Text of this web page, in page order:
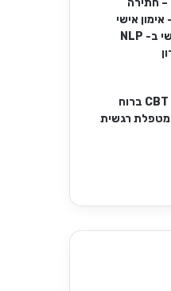
– חתירה
אישי
וטיפול רגשי ב- NLP
אתי רום – CBT ברוח
מטפלת רגשית